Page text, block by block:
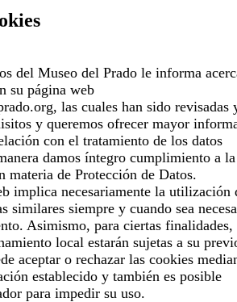
del Museo del Prado le informa
su página web
las cuales han sido revisadas
y queremos ofrecer mayor
con el tratamiento de los datos
damos íntegro cumplimiento a la
materia de Protección de Datos.
implica necesariamente la utilización
similares siempre y cuando sea
Asimismo, para ciertas finalidades,
local estarán sujetas a su
aceptar o rechazar las cookies
establecido y también es posible
para impedir su uso.